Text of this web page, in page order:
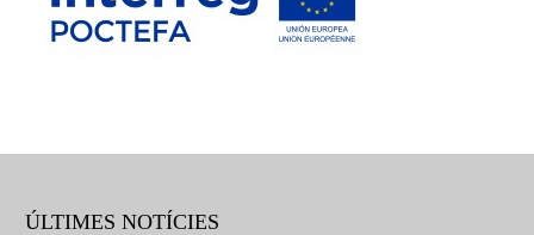
ÚLTIMES NOTÍCIES